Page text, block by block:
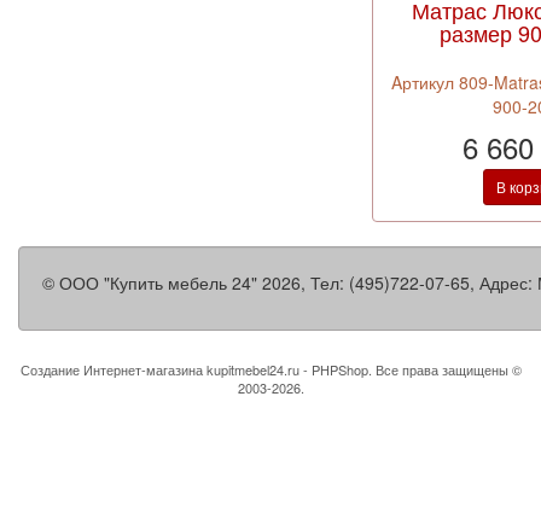
Матрас
размер
Aртикул 809-
900-
6
В
© ООО "Купить мебель 24" 2026, Тел: (495)722-07-65, Адрес:
Создание Интернет-магазинаkupitmebel24.ru - PHPShop. Все права защищены ©
2003-2026.